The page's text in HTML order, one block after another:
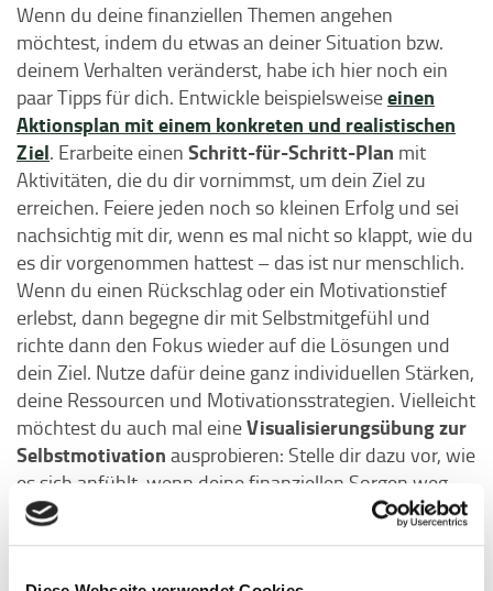
Wenn du deine finanziellen Themen angehen
möchtest, indem du etwas an deiner Situation bzw.
deinem Verhalten veränderst, habe ich hier noch ein
paar Tipps für dich. Entwickle beispielsweiseeinen
Aktionsplan mit einem konkreten und realistischen
Ziel. Erarbeite einen Schritt-für-Schritt-Plan mit
Aktivitäten, die du dir vornimmst, um dein Ziel zu
erreichen. Feiere jeden noch so kleinen Erfolg und sei
nachsichtig mit dir, wenn es mal nicht so klappt, wie du
es dir vorgenommen hattest – das ist nur menschlich.
Wenn du einen Rückschlag oder ein Motivationstief
erlebst, dann begegne dir mit Selbstmitgefühl und
richte dann den Fokus wieder auf die Lösungen und
dein Ziel. Nutze dafür deine ganz individuellen Stärken,
deine Ressourcen und Motivationsstrategien. Vielleicht
möchtest du auch mal eineVisualisierungsübung zur
Selbstmotivation ausprobieren: Stelle dir dazu vor, wie
es sich anfühlt, wenn deine finanziellen Sorgen weg
wären. Visualisiere dieses Gefühl und das Bild davon
vor deinem inneren Auge. Du kannst dir auch online